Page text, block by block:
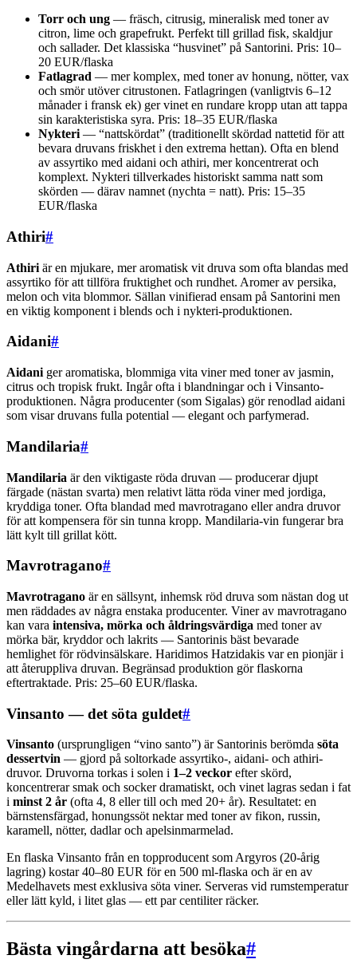
Torr och ung — fräsch, citrusig, mineralisk med toner av
citron, lime och grapefrukt. Perfekt till grillad fisk, skaldjur
och sallader. Det klassiska “husvinet” på Santorini. Pris: 10–
20 EUR/flaska
Fatlagrad — mer komplex, med toner av honung, nötter, vax
och smör utöver citrustonen. Fatlagringen (vanligtvis 6–12
månader i fransk ek) ger vinet en rundare kropp utan att tappa
sin karakteristiska syra. Pris: 18–35 EUR/flaska
Nykteri — “nattskördat” (traditionellt skördad nattetid för att
bevara druvans friskhet i den extrema hettan). Ofta en blend
av assyrtiko med aidani och athiri, mer koncentrerat och
komplext. Nykteri tillverkades historiskt samma natt som
skörden — därav namnet (nychta = natt). Pris: 15–35
EUR/flaska
Athiri#
Athiri är en mjukare, mer aromatisk vit druva som ofta blandas med
assyrtiko för att tillföra fruktighet och rundhet. Aromer av persika,
melon och vita blommor. Sällan vinifierad ensam på Santorini men
en viktig komponent i blends och i nykteri-produktionen.
Aidani#
Aidani ger aromatiska, blommiga vita viner med toner av jasmin,
citrus och tropisk frukt. Ingår ofta i blandningar och i Vinsanto-
produktionen. Några producenter (som Sigalas) gör renodlad aidani
som visar druvans fulla potential — elegant och parfymerad.
Mandilaria#
Mandilaria är den viktigaste röda druvan — producerar djupt
färgade (nästan svarta) men relativt lätta röda viner med jordiga,
kryddiga toner. Ofta blandad med mavrotragano eller andra druvor
för att kompensera för sin tunna kropp. Mandilaria-vin fungerar bra
lätt kylt till grillat kött.
Mavrotragano#
Mavrotragano är en sällsynt, inhemsk röd druva som nästan dog ut
men räddades av några enstaka producenter. Viner av mavrotragano
kan vara intensiva, mörka och åldringsvärdiga med toner av
mörka bär, kryddor och lakrits — Santorinis bäst bevarade
hemlighet för rödvinsälskare. Haridimos Hatzidakis var en pionjär i
att återuppliva druvan. Begränsad produktion gör flaskorna
eftertraktade. Pris: 25–60 EUR/flaska.
Vinsanto — det söta guldet#
Vinsanto (ursprungligen “vino santo”) är Santorinis berömda söta
dessertvin — gjord på soltorkade assyrtiko-, aidani- och athiri-
druvor. Druvorna torkas i solen i 1–2 veckor efter skörd,
koncentrerar smak och socker dramatiskt, och vinet lagras sedan i fat
i minst 2 år (ofta 4, 8 eller till och med 20+ år). Resultatet: en
bärnstensfärgad, honungssöt nektar med toner av fikon, russin,
karamell, nötter, dadlar och apelsinmarmelad.
En flaska Vinsanto från en topproducent som Argyros (20-årig
lagring) kostar 40–80 EUR för en 500 ml-flaska och är en av
Medelhavets mest exklusiva söta viner. Serveras vid rumstemperatur
eller lätt kyld, i litet glas — ett par centiliter räcker.
Bästa vingårdarna att besöka#